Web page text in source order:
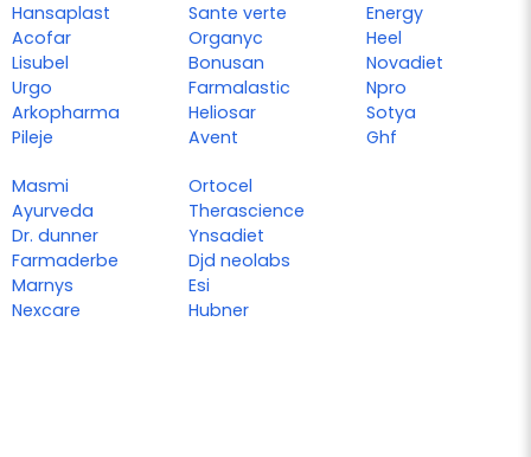
Hansaplast
Acofar
Lisubel
Urgo
Arkopharma
Pileje
Sante verte
Organyc
Bonusan
Farmalastic
Heliosar
Avent
Energy
Heel
Novadiet
Npro
Sotya
Ghf
Masmi
Ayurveda
Dr. dunner
Farmaderbe
Marnys
Nexcare
Ortocel
Therascience
Ynsadiet
Djd neolabs
Esi
Hubner